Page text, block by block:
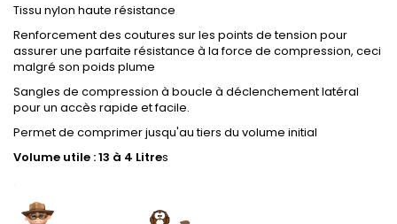
Tissu nylon haute résistance
Renforcement des coutures sur les points de tension pour
assurer une parfaite résistance à la force de compression, ceci
malgré son poids plume
Sangles de compression à boucle à déclenchement latéral
pour un accès rapide et facile.
Permet de comprimer jusqu'au tiers du volume initial
Volume utile :13 à 4 Litres
.